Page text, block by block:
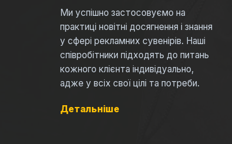
Ми успішно застосовуємо на
практиці новітні досягнення і знання
у сфері рекламних сувенірів. Наші
співробітники підходять до питань
кожного клієнта індивідуально,
адже у всіх свої цілі та потреби.
Детальніше